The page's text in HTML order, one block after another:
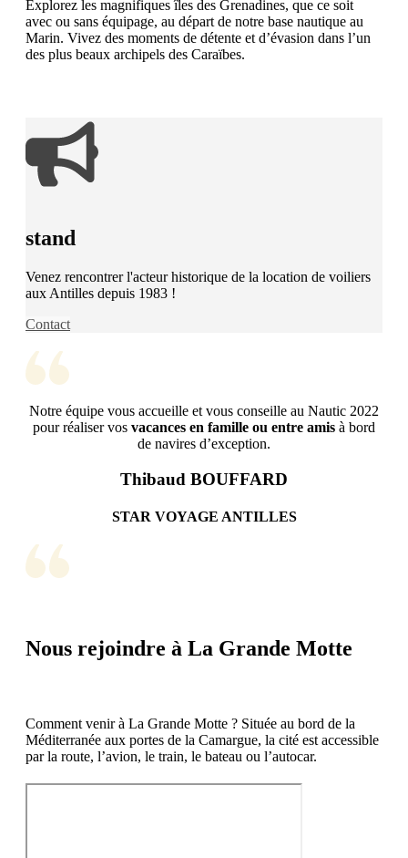
Explorez les magnifiques îles des Grenadines, que ce soit
avec ou sans équipage, au départ de notre base nautique au
Marin. Vivez des moments de détente et d’évasion dans l’un
des plus beaux archipels des Caraïbes.
stand
Venez rencontrer l'acteur historique de la location de voiliers
aux Antilles depuis 1983 !
Contact
Notre équipe vous accueille et vous conseille au Nautic 2022
pour réaliser vos vacances en famille ou entre amis à bord
de navires d’exception.
Thibaud BOUFFARD
STAR VOYAGE ANTILLES
Nous rejoindre à La Grande Motte
Comment venir à La Grande Motte ? Située au bord de la
Méditerranée aux portes de la Camargue, la cité est accessible
par la route, l’avion, le train, le bateau ou l’autocar.